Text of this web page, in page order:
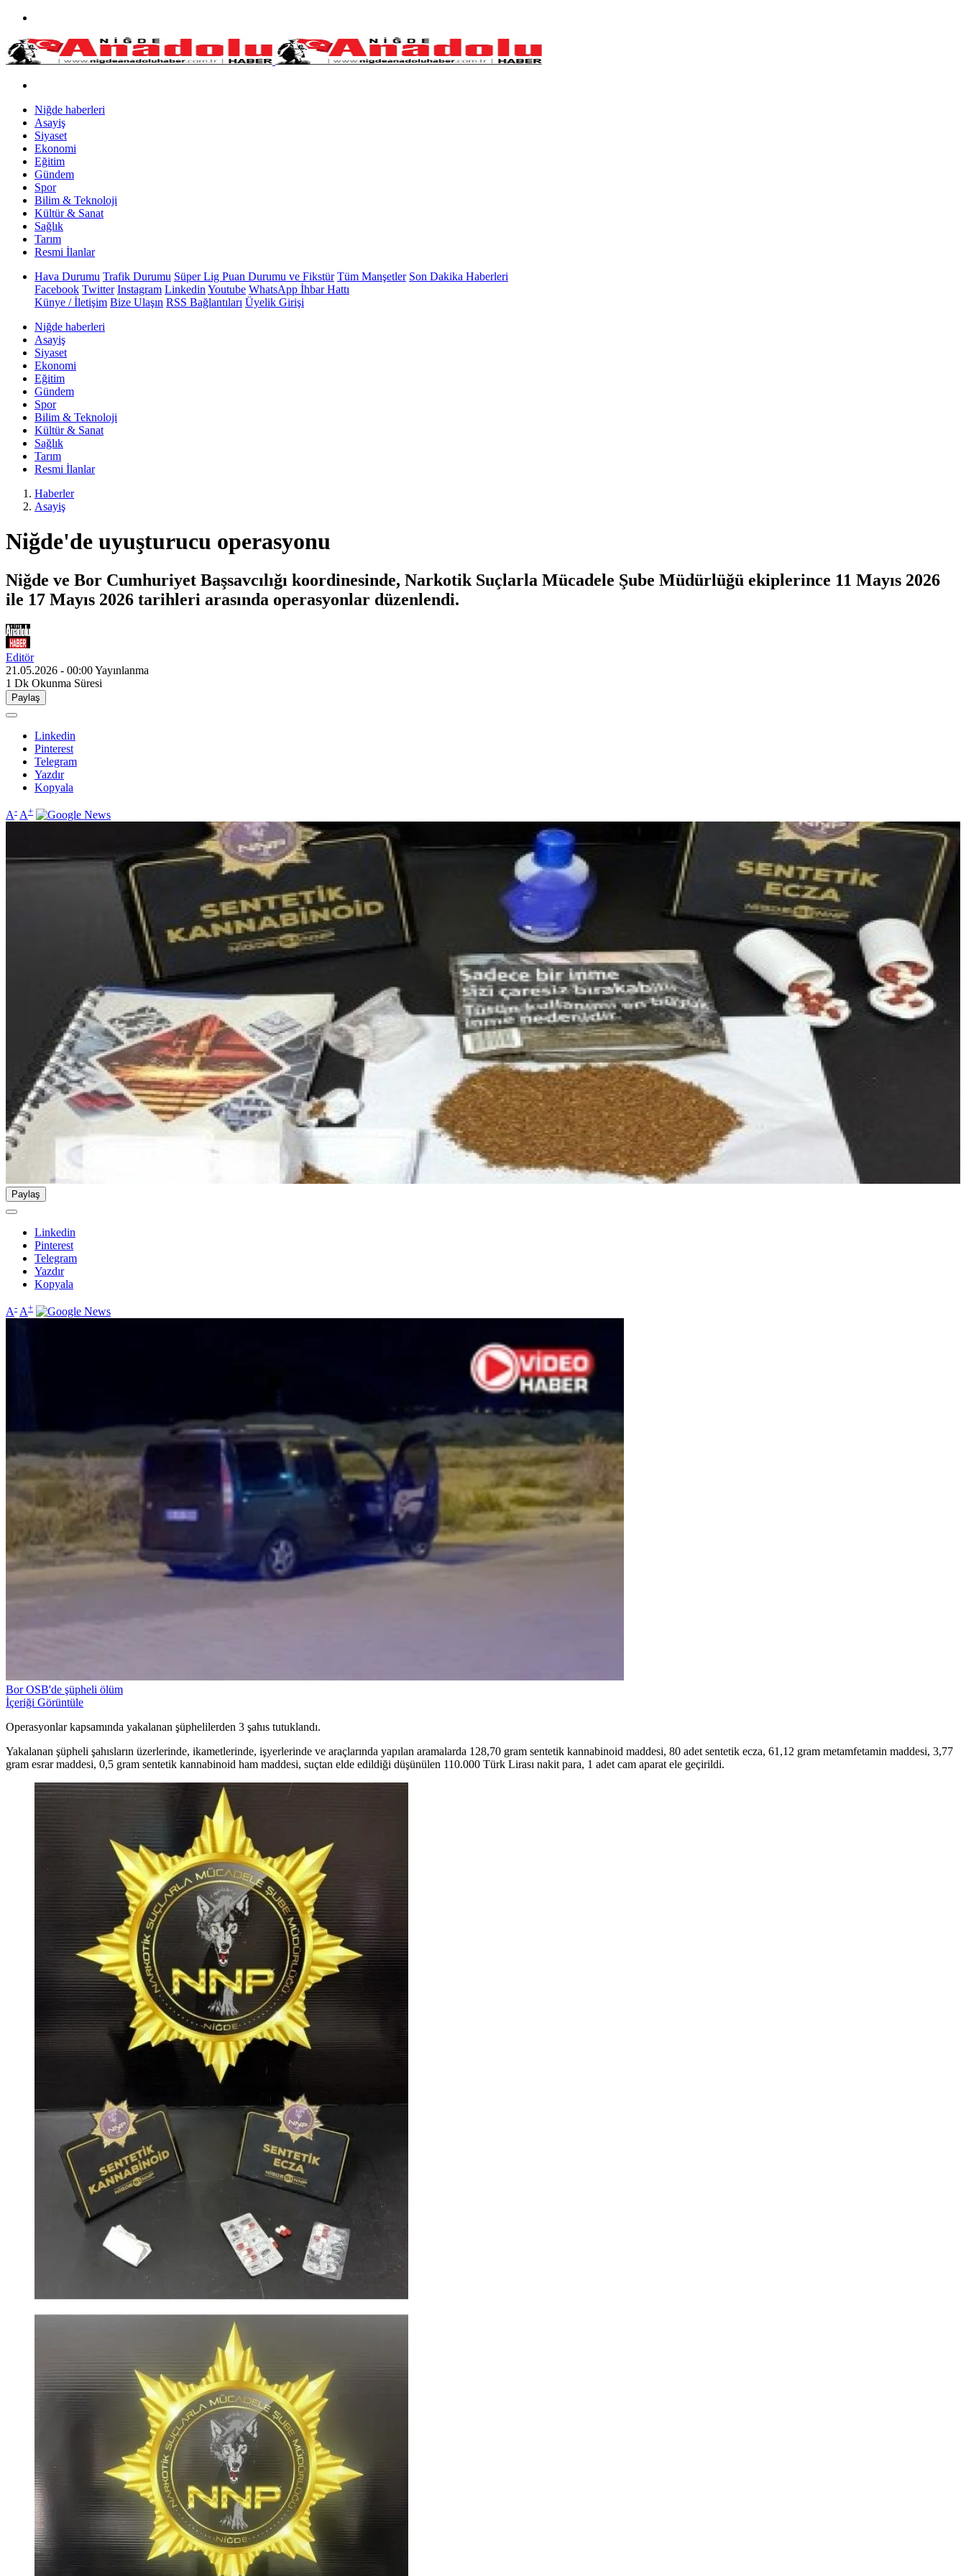
Niğde haberleri
Asayiş
Siyaset
Ekonomi
Eğitim
Gündem
Spor
Bilim & Teknoloji
Kültür & Sanat
Sağlık
Tarım
Resmi İlanlar
Hava Durumu Trafik Durumu Süper Lig Puan Durumu ve Fikstür Tüm Manşetler Son Dakika Haberleri
Facebook Twitter Instagram Linkedin Youtube WhatsApp İhbar Hattı
Künye / İletişim Bize Ulaşın RSS Bağlantıları Üyelik Girişi
Niğde haberleri
Asayiş
Siyaset
Ekonomi
Eğitim
Gündem
Spor
Bilim & Teknoloji
Kültür & Sanat
Sağlık
Tarım
Resmi İlanlar
Haberler
Asayiş
Niğde'de uyuşturucu operasyonu
Niğde ve Bor Cumhuriyet Başsavcılığı koordinesinde, Narkotik Suçlarla Mücadele Şube Müdürlüğü ekiplerince 11 Mayıs 2026
ile 17 Mayıs 2026 tarihleri arasında operasyonlar düzenlendi.
Editör
21.05.2026 - 00:00Yayınlanma
1 Dk Okunma Süresi
Paylaş
Linkedin
Pinterest
Telegram
Yazdır
Kopyala
A- A+
Paylaş
Linkedin
Pinterest
Telegram
Yazdır
Kopyala
A- A+
Bor OSB'de şüpheli ölüm
İçeriği Görüntüle
Operasyonlar kapsamında yakalanan şüphelilerden 3 şahıs tutuklandı.
Yakalanan şüpheli şahısların üzerlerinde, ikametlerinde, işyerlerinde ve araçlarında yapılan aramalarda 128,70 gram sentetik kannabinoid maddesi, 80 adet sentetik ecza, 61,12 gram metamfetamin maddesi, 3,77
gram esrar maddesi, 0,5 gram sentetik kannabinoid ham maddesi, suçtan elde edildiği düşünülen 110.000 Türk Lirası nakit para, 1 adet cam aparat ele geçirildi.